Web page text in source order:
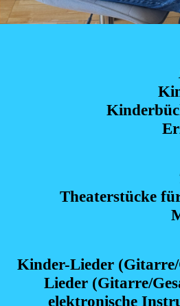
Theaterstücke
Kinder-Lieder (Gitarre/
Lieder (Gitarre/
elektronische